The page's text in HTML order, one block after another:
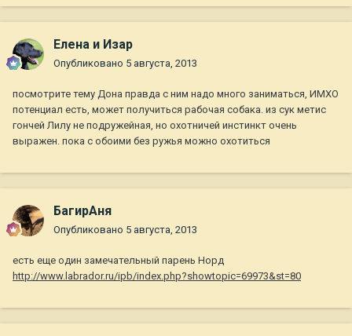
Елена и Изар
Опубликовано 5 августа, 2013
посмотрите тему Дона правда с ним надо много заниматься, ИМХО
потенциал есть, может получиться рабочая собака. из сук метис
гончей Лилу не подружейная, но охотничей инстинкт очень
выражен. пока с обоими без ружья можно охотиться
БагирАня
Опубликовано 5 августа, 2013
есть еще один замечательный парень Норд
http://www.labrador.ru/ipb/index.php?showtopic=69973&st=80